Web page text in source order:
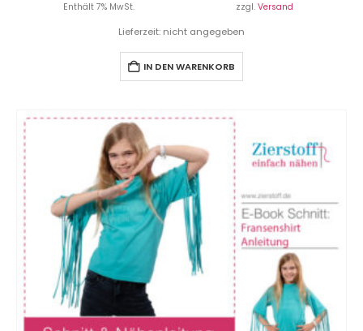
Enthält 7% MwSt. zzgl. Versand
Lieferzeit: nicht angegeben
IN DEN WARENKORB